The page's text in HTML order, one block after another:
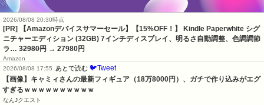
2026/08/08 20:30時点
[PR] 【Amazonデバイスサマーセール】【15%OFF！】 Kindle Paperwhite シグ
ニチャーエディション (32GB) 7インチディスプレイ、明るさ自動調整、色調調節
ラ… 32980円 → 27980円
Amazon
2026/08/08 17:55
あとで読む 🐦Tweet
【画像】キャミィさんの最新フィギュア（18万8000円）、ガチで作り込みがエグ
すぎるｗｗｗｗｗｗｗｗｗｗ
なんJクエスト